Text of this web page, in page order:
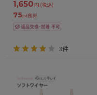
1,650円 (税込)
75pt獲得
3件